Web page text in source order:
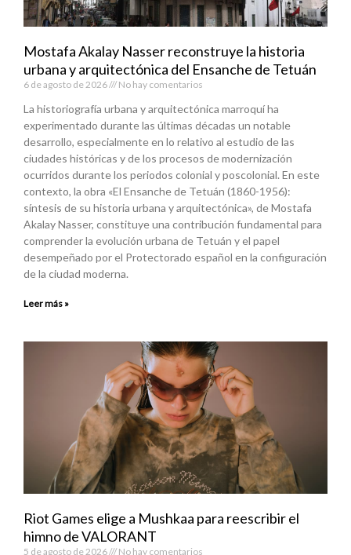
Mostafa Akalay Nasser reconstruye la historia
urbana y arquitectónica del Ensanche de Tetuán
6 de agosto de 2026 No hay comentarios
La historiografía urbana y arquitectónica marroquí ha
experimentado durante las últimas décadas un notable
desarrollo, especialmente en lo relativo al estudio de las
ciudades históricas y de los procesos de modernización
ocurridos durante los periodos colonial y poscolonial. En este
contexto, la obra «El Ensanche de Tetuán (1860-1956):
síntesis de su historia urbana y arquitectónica», de Mostafa
Akalay Nasser, constituye una contribución fundamental para
comprender la evolución urbana de Tetuán y el papel
desempeñado por el Protectorado español en la configuración
de la ciudad moderna.
Leer más »
Riot Games elige a Mushkaa para reescribir el
himno de VALORANT
5 de agosto de 2026 No hay comentarios